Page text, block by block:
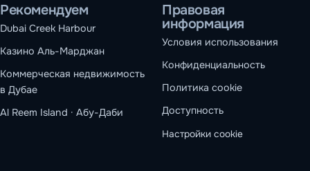
Рекомендуем
Dubai Creek Harbour
Казино Аль-Марджан
Коммерческая недвижимость
в Дубае
Al Reem Island · Абу-Даби
Правовая
информация
Условия использования
Конфиденциальность
Политика cookie
Доступность
Настройки cookie